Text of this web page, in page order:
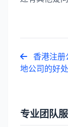
香港注册
地公司的好处
专业团队